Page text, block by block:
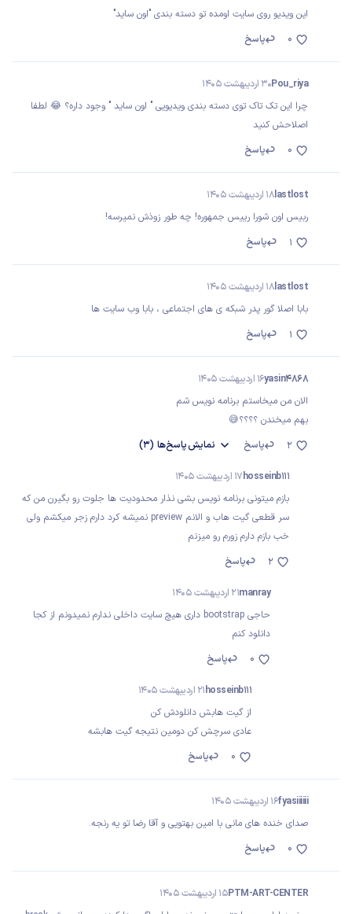
این ویدیو روی سایت اومده تو دسته بندی "اون ساید"
پاسخ
0
Pou_riya30 اردیبهشت 1405
چرا این تک تاک توی دسته بندی ویدیویی " اون ساید " وجود داره؟ 😂 لطفا
اصلاحش کنید
پاسخ
0
lastlost18 اردیبهشت 1405
ربیس اون شورا رییس جمهوره! چه طور زوذش نمیرسه!
پاسخ
1
lastlost18 اردیبهشت 1405
بابا اصلا گور پدر شبکه ی های اجتماعی ، بابا وب سایت ها
پاسخ
1
yasin486816 اردیبهشت 1405
الان من میخاستم برنامه نویس شم
بهم میخندن ؟؟؟؟😅
پاسخ
نمایشپاسخ‌ها (3) 2
hosseinb11117 اردیبهشت 1405
بازم میتونی برنامه نویس بشی نذار محدودیت ها جلوت رو بگیرن من که
سر قطعی گیت هاب و الانم preview نمیشه کرد دارم زجر میکشم ولی
خب بازم دارم زورم رو میزنم
پاسخ
2
manray21 اردیبهشت 1405
حاجی bootstrap داری هیچ سایت داخلی ندارم نمیدونم از کجا
دانلود کنم
پاسخ
0
hosseinb11121 اردیبهشت 1405
از گیت هابش دانلودش کن
عادی سرچش کن دومین نتیجه گیت هابشه
پاسخ
0
fyasiiiiii16 اردیبهشت 1405
صدای خنده های مانی با امین بهتویی و آقا رضا تو یه رنجه.
پاسخ
0
PTM-ART-CENTER15 اردیبهشت 1405